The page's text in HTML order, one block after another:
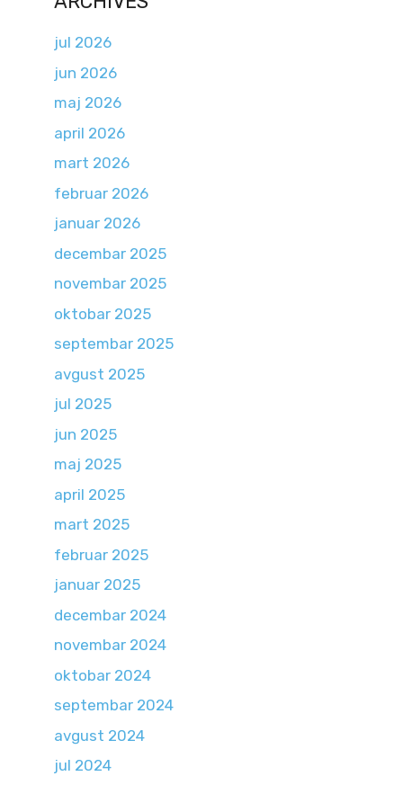
jul 2026
jun 2026
maj 2026
april 2026
mart 2026
februar 2026
januar 2026
decembar 2025
novembar 2025
oktobar 2025
septembar 2025
avgust 2025
jul 2025
jun 2025
maj 2025
april 2025
mart 2025
februar 2025
januar 2025
decembar 2024
novembar 2024
oktobar 2024
septembar 2024
avgust 2024
jul 2024